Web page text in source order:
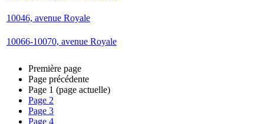
10046, avenue Royale
10066-10070, avenue Royale
Première page
Page précédente
Page 1 (page actuelle)
Page 2
Page 3
Page 4